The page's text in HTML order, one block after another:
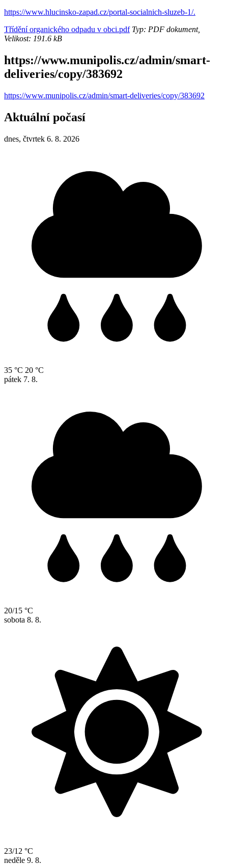
https://www.hlucinsko-zapad.cz/portal-socialnich-sluzeb-1/.
Třídění organického odpadu v obci.pdfTyp: PDF dokument,
Velikost: 191.6 kB
https://www.munipolis.cz/admin/smart-
deliveries/copy/383692
https://www.munipolis.cz/admin/smart-deliveries/copy/383692
Aktuální počasí
dnes, čtvrtek 6. 8. 2026
35 °C 20 °C
pátek 7. 8.
20/15 °C
sobota 8. 8.
23/12 °C
neděle 9. 8.